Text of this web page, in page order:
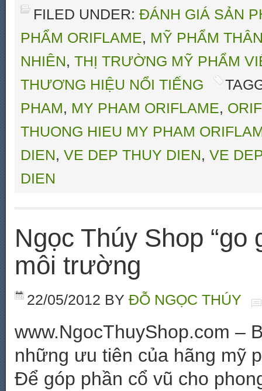
FILED UNDER: ĐÁNH GIÁ SẢN
PHẨM ORIFLAME, MỸ PHẨM
NHIÊN, THỊ TRƯỜNG MỸ PHẨM
THƯƠNG HIỆU NỔI TIẾNG
PHAM, MY PHAM ORIFLAME,
THUONG HIEU MY PHAM
DIEN, VE DEP THUY DIEN, VE
DIEN
Ngọc Thúy Shop “go
môi trường
22/05/2012 BY ĐỖ NGỌC THÚY
www.NgocThuyShop.com –
những ưu tiên của hãng mỹ
Để góp phần cổ vũ cho